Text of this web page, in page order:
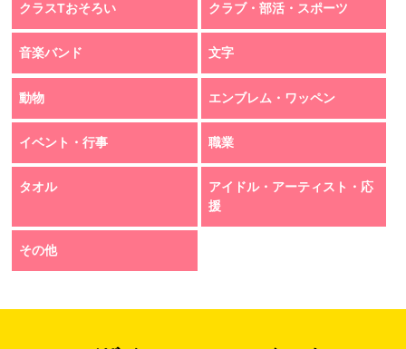
クラスTおそろい クラブ・部活・スポーツ
音楽バンド 文字
動物 エンブレム・ワッペン
イベント・行事 職業
タオル
アイドル・アーティスト・応
援
その他